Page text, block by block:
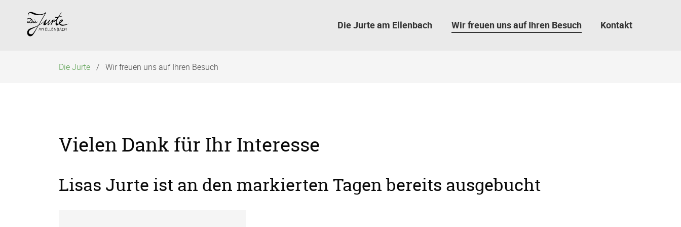
überspringen
Die Jurte am Ellenbach Wir freuen uns auf Ihren Besuch Kontakt
Die Jurte Wir freuen uns auf Ihren Besuch
Vielen Dank für Ihr Interesse
Lisas Jurte ist an den markierten Tagen bereits ausgebucht